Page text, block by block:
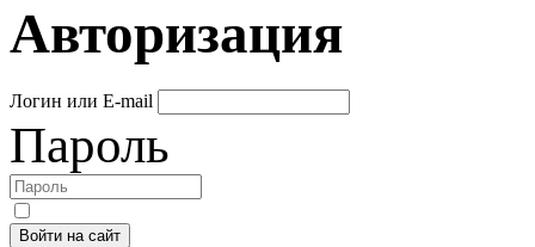
Авторизация
Логин или E-mail
Пароль
Войти на сайт